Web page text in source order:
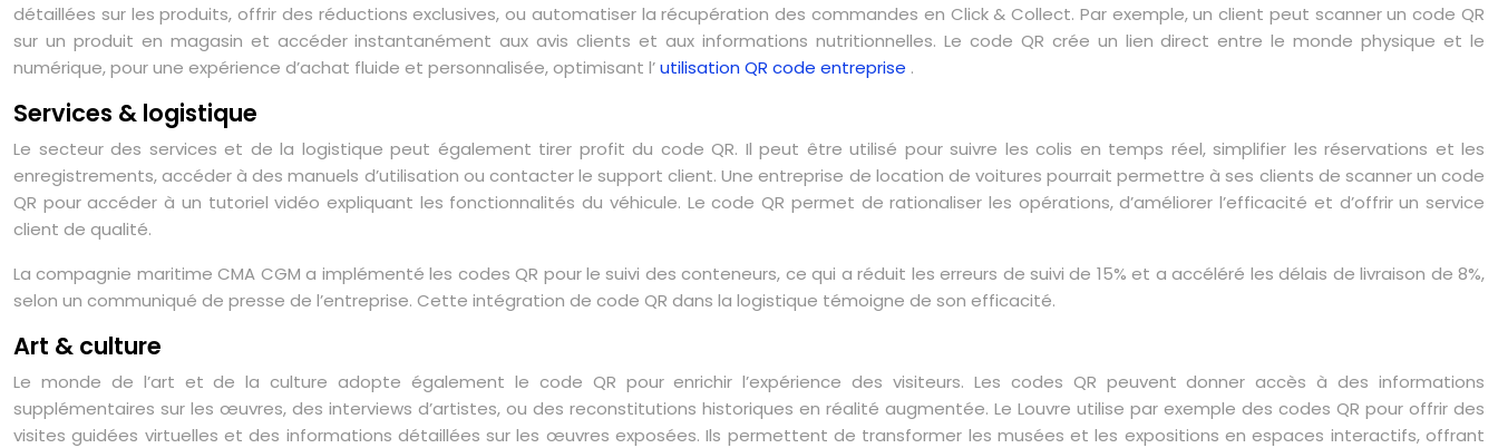
détaillées sur les produits, offrir des réductions exclusives, ou automatiser la récupération des commandes en Click & Collect. Par exemple, un client peut scanner un code QR
sur un produit en magasin et accéder instantanément aux avis clients et aux informations nutritionnelles. Le code QR crée un lien direct entre le monde physique et le
numérique, pour une expérience d’achat fluide et personnalisée, optimisant l’utilisation QR code entreprise .
Services & logistique
Le secteur des services et de la logistique peut également tirer profit du code QR. Il peut être utilisé pour suivre les colis en temps réel, simplifier les réservations et les
enregistrements, accéder à des manuels d’utilisation ou contacter le support client. Une entreprise de location de voitures pourrait permettre à ses clients de scanner un code
QR pour accéder à un tutoriel vidéo expliquant les fonctionnalités du véhicule. Le code QR permet de rationaliser les opérations, d’améliorer l’efficacité et d’offrir un service
client de qualité.
La compagnie maritime CMA CGM a implémenté les codes QR pour le suivi des conteneurs, ce qui a réduit les erreurs de suivi de 15% et a accéléré les délais de livraison de 8%,
selon un communiqué de presse de l’entreprise. Cette intégration de code QR dans la logistique témoigne de son efficacité.
Art & culture
Le monde de l’art et de la culture adopte également le code QR pour enrichir l’expérience des visiteurs. Les codes QR peuvent donner accès à des informations
supplémentaires sur les œuvres, des interviews d’artistes, ou des reconstitutions historiques en réalité augmentée. Le Louvre utilise par exemple des codes QR pour offrir des
visites guidées virtuelles et des informations détaillées sur les œuvres exposées. Ils permettent de transformer les musées et les expositions en espaces interactifs, offrant